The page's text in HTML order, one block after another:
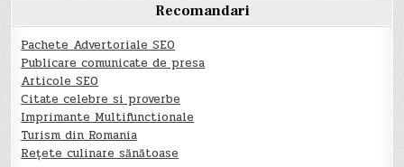
Recomandari
Pachete Advertoriale SEO
Publicare comunicate de presa
Articole SEO
Citate celebre si proverbe
Imprimante Multifunctionale
Turism din Romania
Rețete culinare sănătoase